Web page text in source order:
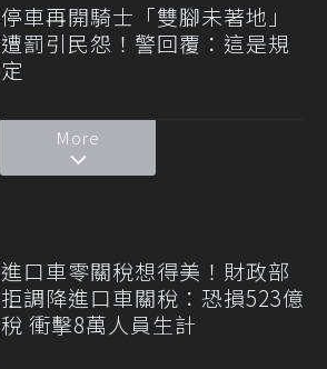
停車再開騎士「雙腳未著地」
遭罰引民怨！警回覆：這是規
定
More
進口車零關稅想得美！財政部
拒調降進口車關稅：恐損523億
稅 衝擊8萬人員生計